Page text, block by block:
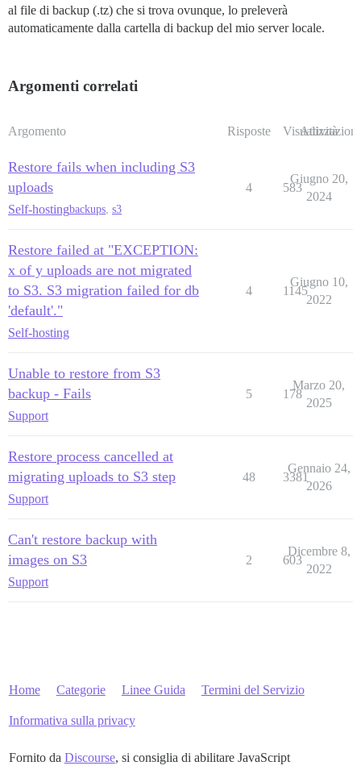
al file di backup (.tz) che si trova ovunque, lo preleverà
automaticamente dalla cartella di backup del mio server locale.
Argomenti correlati
Argomento Risposte Visualizzazioni
Attività
Restore fails when including S3
uploads
Self-hostingbackups, s3
4 583
Giugno 20,
2024
Restore failed at "EXCEPTION:
x of y uploads are not migrated
to S3. S3 migration failed for db
'default'."
Self-hosting
4 1145
Giugno 10,
2022
Unable to restore from S3
backup - Fails
Support
5 178
Marzo 20,
2025
Restore process cancelled at
migrating uploads to S3 step
Support
48 3381
Gennaio 24,
2026
Can't restore backup with
images on S3
Support
2 603
Dicembre 8,
2022
Home Categorie Linee Guida Termini del Servizio
Informativa sulla privacy
Fornito da Discourse, si consiglia di abilitare JavaScript